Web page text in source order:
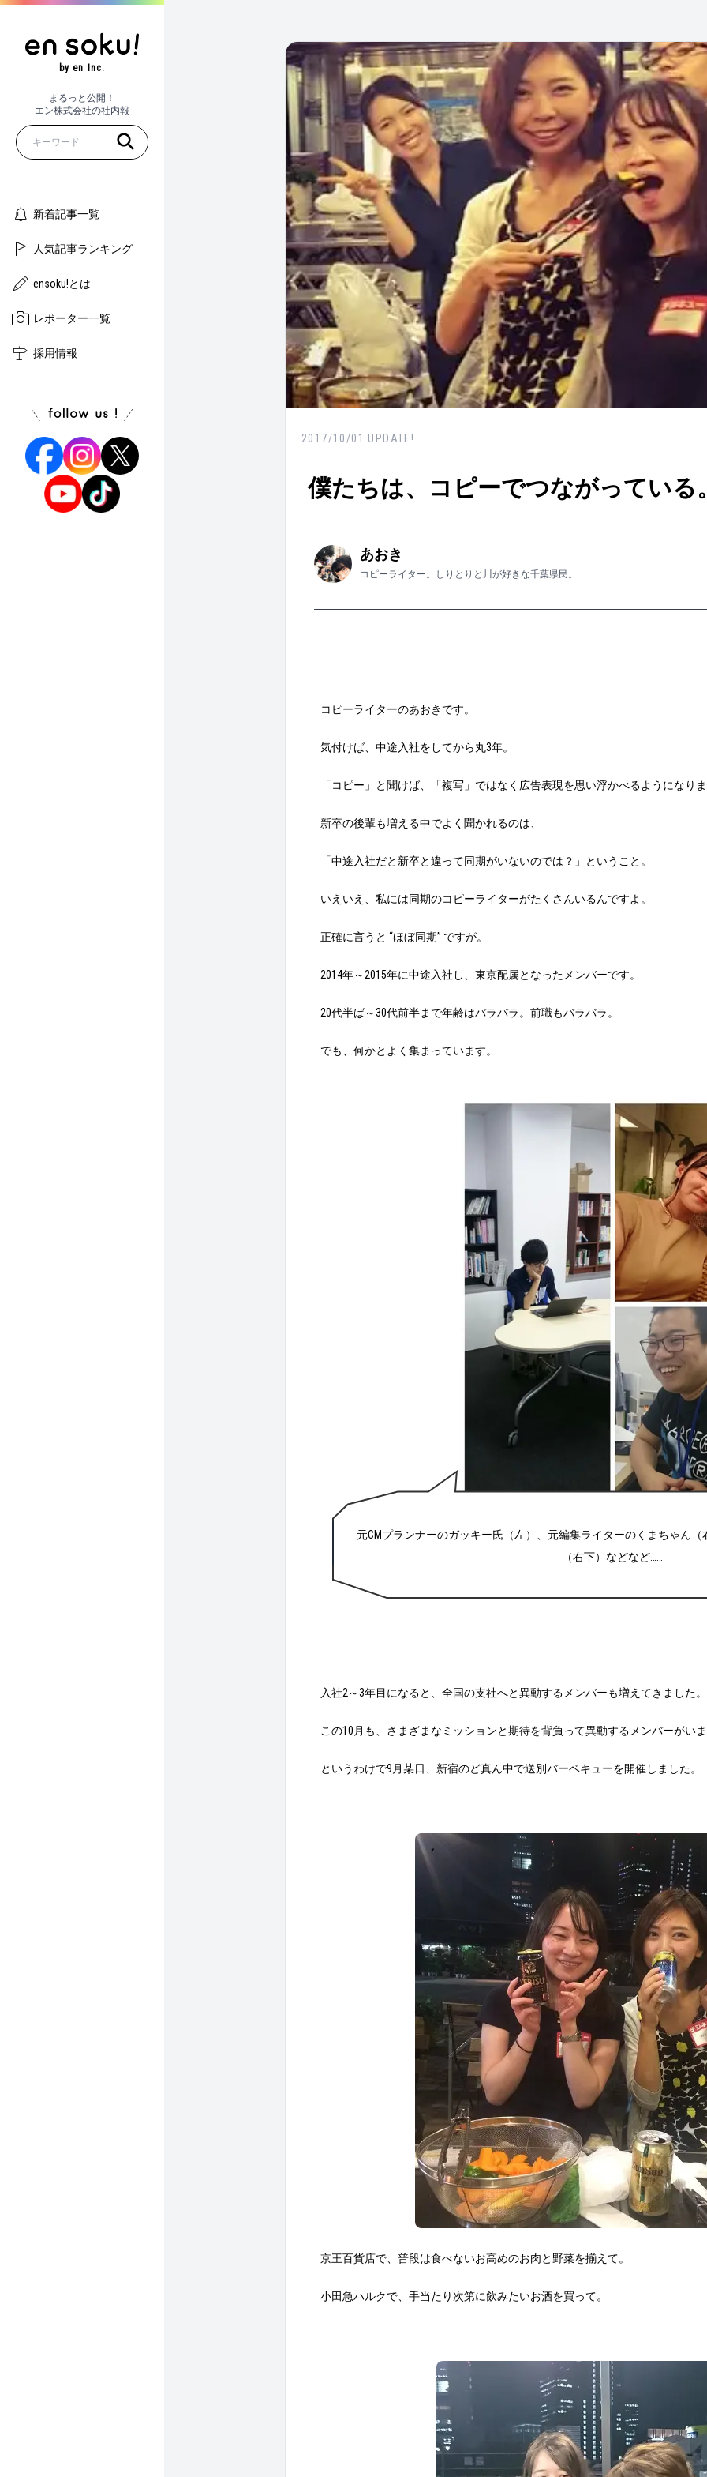
by en Inc.
まるっと公開！
エン株式会社の社内報
新着記事一覧
人気記事ランキング
ensoku!とは
レポーター一覧
採用情報
2017/10/01 UPDATE!
僕たちは、コピーでつながっている
あおき
コピーライター。しりとりと川が好きな千葉県民。
コピーライターのあおきです。
気付けば、中途入社をしてから丸3年。
「コピー」と聞けば、「複写」ではなく広告表現を思い浮かべるようになり
新卒の後輩も増える中でよく聞かれるのは、
「中途入社だと新卒と違って同期がいないのでは？」ということ。
いえいえ、私には同期のコピーライターがたくさんいるんですよ。
正確に言うと “ほぼ同期” ですが。
2014年～2015年に中途入社し、東京配属となったメンバーです。
20代半ば～30代前半まで年齢はバラバラ。前職もバラバラ。
でも、何かとよく集まっています。
元CMプランナーのガッキー氏（左）、元編集ライターのくまちゃん
（右下）などなど……
入社2～3年目になると、全国の支社へと異動するメンバーも増えてきました。
この10月も、さまざまなミッションと期待を背負って異動するメンバーがい
というわけで9月某日、新宿のど真ん中で送別バーベキューを開催しました。
京王百貨店で、普段は食べないお高めのお肉と野菜を揃えて。
小田急ハルクで、手当たり次第に飲みたいお酒を買って。